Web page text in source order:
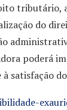
tributário,
do
poderá
à satisfação